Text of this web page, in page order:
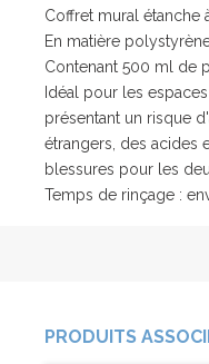
Coffret mural étanche
En matière
Contenant 500 ml de
Idéal pour les
présentant un risque
étrangers, des acides
blessures pour les
Temps de rinçage :
PRODUITS